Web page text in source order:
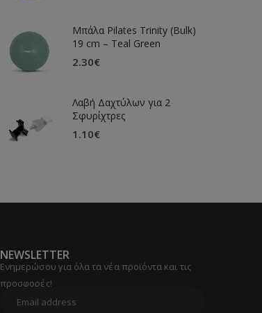
Μπάλα Pilates Trinity (Bulk)
19 cm – Teal Green
2.30€
Λαβή Δαχτύλων για 2
Σφυρίχτρες
1.10€
NEWSLETTER
Ενημερώσου για όλα τα νέα προϊόντα και τις
προσφορές!